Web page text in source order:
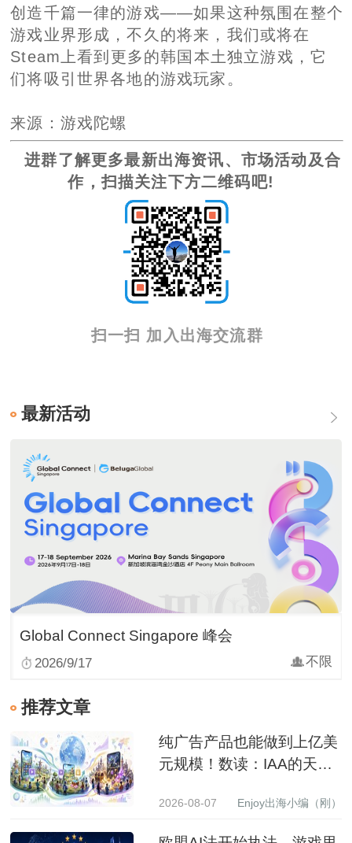
创造千篇一律的游戏——如果这种氛围在整个
游戏业界形成，不久的将来，我们或将在
Steam上看到更多的韩国本土独立游戏，它
们将吸引世界各地的游戏玩家。
来源：游戏陀螺
进群了解更多最新出海资讯、市场活动及合
作，扫描关注下方二维码吧!
扫一扫 加入出海交流群
最新活动
Global Connect Singapore 峰会
2026/9/17 不限
推荐文章
纯广告产品也能做到上亿美
元规模！数读：IAA的天花
2026-08-07 Enjoy出海小编（刚）